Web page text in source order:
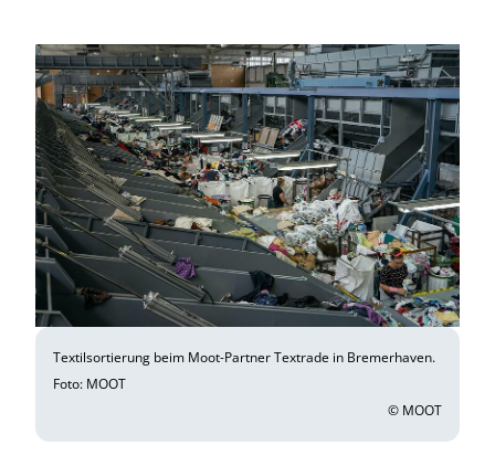
Textilsortierung beim Moot-Partner Textrade in Bremerhaven.
Foto: MOOT
© MOOT